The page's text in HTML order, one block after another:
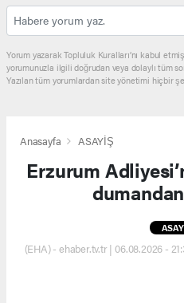
Yorum yazarak Topluluk Kuralları’nı kabul
yorumunuzla ilgili doğrudan veya dolaylı tüm
Yazılan tüm yorumlardan site yönetimi hiçbir
Anasayfa ASAYİŞ
Erzurum
(EHA) - ehaber.tv.tr | 06.08.2026 -